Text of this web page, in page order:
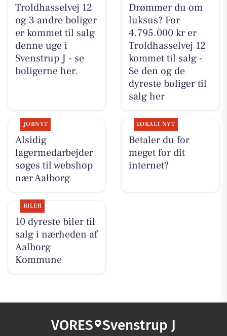
Troldhasselvej 12
og 3 andre boliger
er kommet til salg
denne uge i
Svenstrup J - se
boligerne her.
Drømmer du om
luksus? For
4.795.000 kr er
Troldhasselvej 12
kommet til salg -
Se den og de
dyreste boliger til
salg her
JOBNYT
Alsidig
lagermedarbejder
søges til webshop
nær Aalborg
LOKALT NYT
Betaler du for
meget for dit
internet?
BILER
10 dyreste biler til
salg i nærheden af
Aalborg
Kommune
VORES Svenstrup J